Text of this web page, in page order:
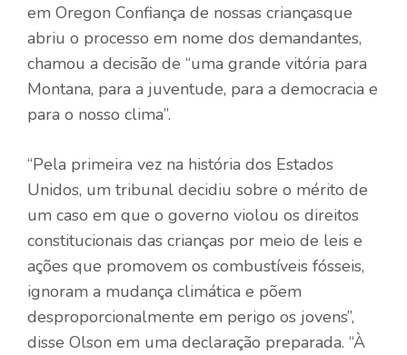
em Oregon Confiança de nossas criançasque
abriu o processo em nome dos demandantes,
chamou a decisão de “uma grande vitória para
Montana, para a juventude, para a democracia e
para o nosso clima”.
“Pela primeira vez na história dos Estados
Unidos, um tribunal decidiu sobre o mérito de
um caso em que o governo violou os direitos
constitucionais das crianças por meio de leis e
ações que promovem os combustíveis fósseis,
ignoram a mudança climática e põem
desproporcionalmente em perigo os jovens”,
disse Olson em uma declaração preparada. “À